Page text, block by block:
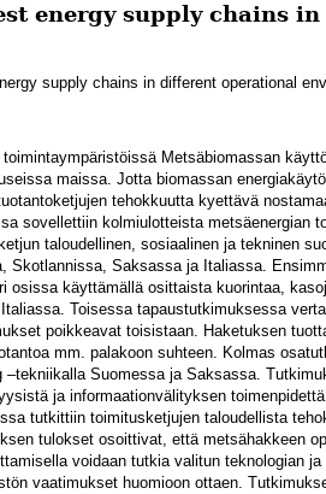
energy supply chains
supply chains in different operational
Metsäbiomassan
maissa. Jotta biomassan
tehokkuutta kyettävä
sovellettiin kolmiulotteista metsäenergian
taloudellinen, sosiaalinen ja tekninen
Skotlannissa, Saksassa ja Italiassa.
osissa käyttämällä osittaista kuorintaa,
Toisessa tapaustutkimuksessa
poikkeavat toisistaan. Haketuksen
mm. palakoon suhteen. Kolmas
Suomessa ja Saksassa.
ja informaationvälityksen
tutkittiin toimitusketjujen taloudellista
tulokset osoittivat, että metsähakkeen
voidaan tutkia valitun teknologian
vaatimukset huomioon ottaen.